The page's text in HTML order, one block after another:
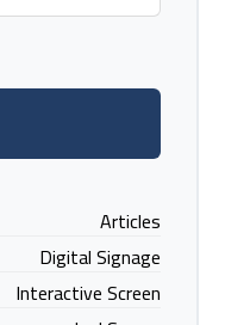
Articles
Digital Signage
Interactive Screen